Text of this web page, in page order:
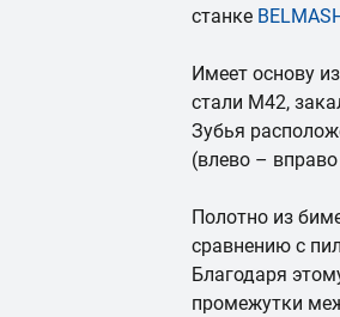
станке
Имеет основу
стали М42,
Зубья
(влево –
Полотно из
сравнению с
Благодаря
промежутки